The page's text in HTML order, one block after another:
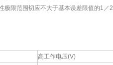
极限范围切应不大于基本误差限值的1／2
高工作电压(V)